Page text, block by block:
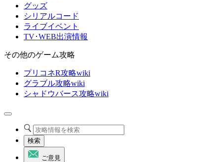
グッズ
シリアルコード
ライブイベント
TV･WEB出演情報
その他のゲーム攻略
プリコネR攻略wiki
グラブル攻略wiki
シャドウバース攻略wiki
検索
ご意見